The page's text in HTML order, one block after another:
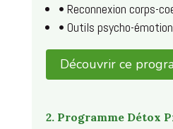
• Reconnexion corps-
• Outils psycho-
Découvrir ce
2. Programme Détox